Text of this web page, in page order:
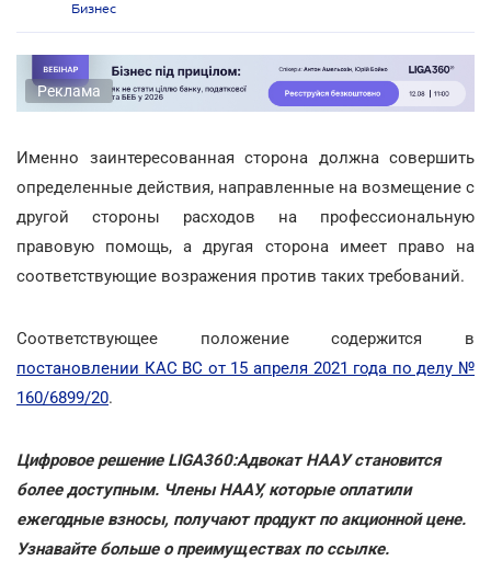
Бизнес
Реклама
Именно заинтересованная сторона должна совершить
определенные действия, направленные на возмещение с
другой стороны расходов на профессиональную
правовую помощь, а другая сторона имеет право на
соответствующие возражения против таких требований.
Соответствующее положение содержится в
постановлении КАС ВС от 15 апреля 2021 года по делу №
160/6899/20.
Цифровое решение LIGA360:Адвокат НААУ становится
более доступным. Члены НААУ, которые оплатили
ежегодные взносы, получают продукт по акционной цене.
Узнавайте больше о преимуществах по ссылке.